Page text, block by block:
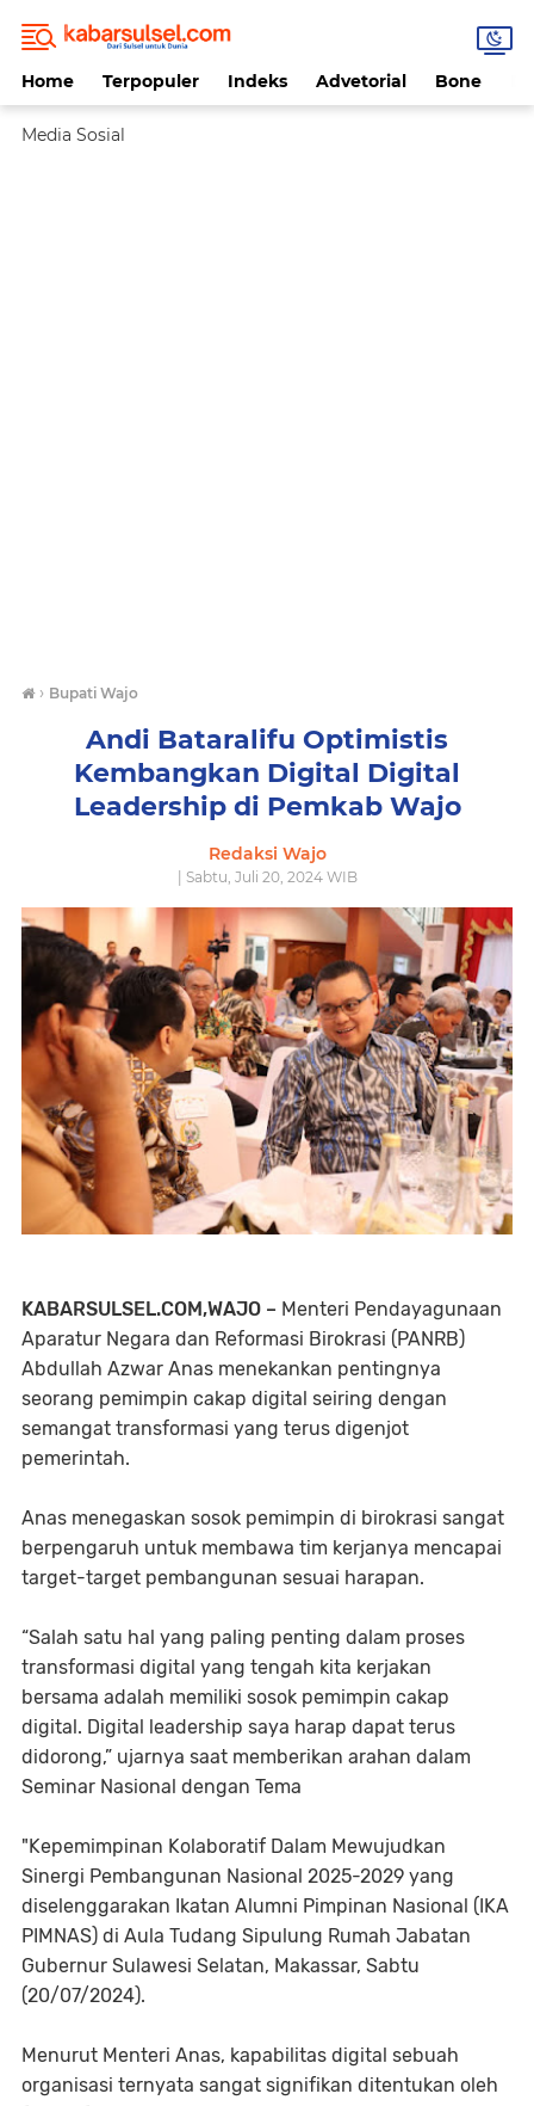
Home Terpopuler Indeks Advetorial Bone
Media Sosial
› Bupati Wajo
Andi Bataralifu Optimistis
Kembangkan Digital Digital
Leadership di Pemkab Wajo
Redaksi Wajo
| Sabtu, Juli 20, 2024 WIB
KABARSULSEL.COM,WAJO – Menteri Pendayagunaan
Aparatur Negara dan Reformasi Birokrasi (PANRB)
Abdullah Azwar Anas menekankan pentingnya
seorang pemimpin cakap digital seiring dengan
semangat transformasi yang terus digenjot
pemerintah.
Anas menegaskan sosok pemimpin di birokrasi sangat
berpengaruh untuk membawa tim kerjanya mencapai
target-target pembangunan sesuai harapan.
“Salah satu hal yang paling penting dalam proses
transformasi digital yang tengah kita kerjakan
bersama adalah memiliki sosok pemimpin cakap
digital. Digital leadership saya harap dapat terus
didorong,” ujarnya saat memberikan arahan dalam
Seminar Nasional dengan Tema
"Kepemimpinan Kolaboratif Dalam Mewujudkan
Sinergi Pembangunan Nasional 2025-2029 yang
diselenggarakan Ikatan Alumni Pimpinan Nasional (IKA
PIMNAS) di Aula Tudang Sipulung Rumah Jabatan
Gubernur Sulawesi Selatan, Makassar, Sabtu
(20/07/2024).
Menurut Menteri Anas, kapabilitas digital sebuah
organisasi ternyata sangat signifikan ditentukan oleh